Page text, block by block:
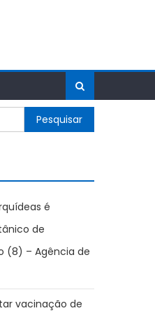
é
de
(8) – Agência de
vacinação de